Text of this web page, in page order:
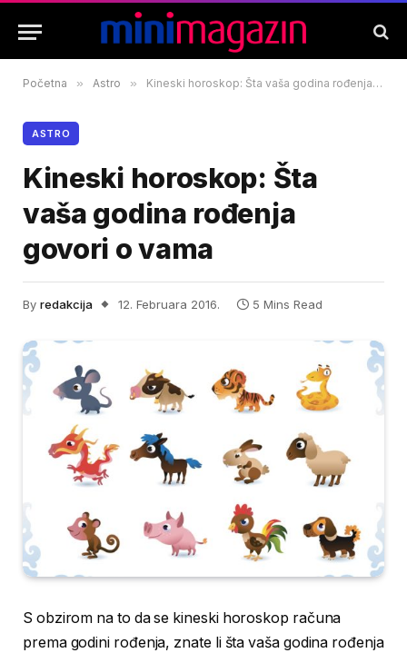
Početna » Astro » Kineski horoskop: Šta vaša godina rođenja govori o vama
ASTRO
Kineski horoskop: Šta
vaša godina rođenja
govori o vama
By redakcija 12. Februara 2016. 5 Mins Read
S obzirom na to da se kineski horoskop računa
prema godini rođenja, znate li šta vaša godina rođenja